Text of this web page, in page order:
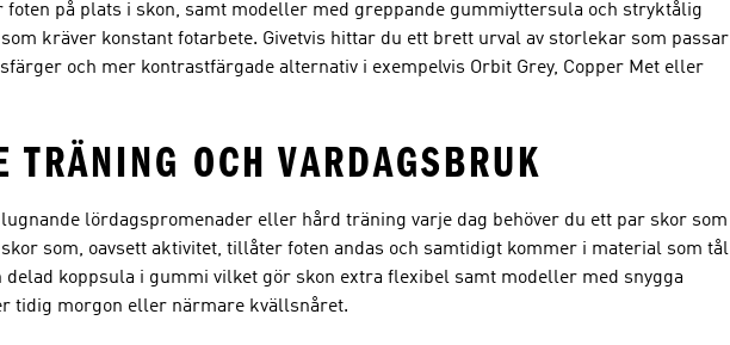
på plats i skon, samt modeller med greppande gummiyttersula och stryktålig
kräver konstant fotarbete. Givetvis hittar du ett brett urval av storlekar som passar
och mer kontrastfärgade alternativ i exempelvis Orbit Grey, Copper Met eller
OCH VARDAGSBRUK
lördagspromenader eller hård träning varje dag behöver du ett par skor som
som, oavsett aktivitet, tillåter foten andas och samtidigt kommer i material som tål
koppsula i gummi vilket gör skon extra flexibel samt modeller med snygga
tidig morgon eller närmare kvällsnåret.